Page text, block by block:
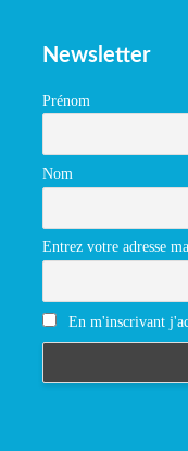
Newsletter
Prénom
Nom
Entrez votre adresse
En m'inscrivant